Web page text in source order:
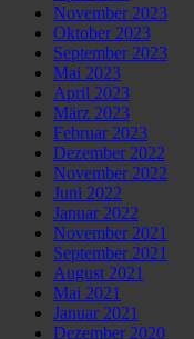
November 2023
Oktober 2023
September 2023
Mai 2023
April 2023
März 2023
Februar 2023
Dezember 2022
November 2022
Juni 2022
Januar 2022
November 2021
September 2021
August 2021
Mai 2021
Januar 2021
Dezember 2020